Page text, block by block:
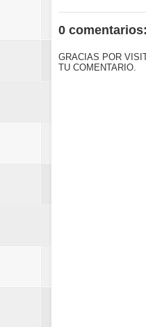
0 comentarios:
GRACIAS POR
TU COMENTARIO.